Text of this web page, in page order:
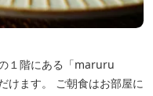
１階にある「maruru
けます。 ご朝食はお部屋に